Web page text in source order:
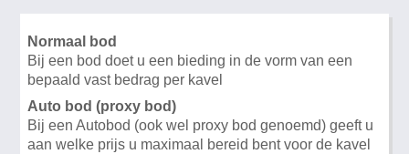
Normaal bod
Bij een bod doet u een bieding in de vorm van een
bepaald vast bedrag per kavel
Auto bod (proxy bod)
Bij een Autobod (ook wel proxy bod genoemd) geeft u
aan welke prijs u maximaal bereid bent voor de kavel